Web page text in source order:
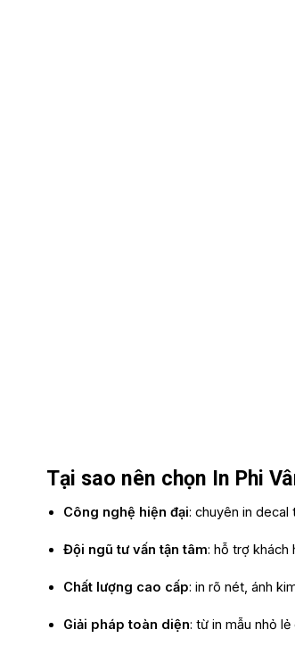
Tại sao nên chọn In Phi
Công nghệ hiện đại: chuyên in
Đội ngũ tư vấn tận tâm: hỗ trợ khách
Chất lượng cao cấp: in rõ nét, ánh
Giải pháp toàn diện: từ in mẫu nhỏ